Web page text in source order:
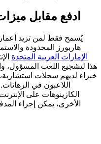
ادفع مقابل
هاربورز المحدودة
تطبيق tusk casino بصيغة APK الإمارات العربية المتحدة
هذا لتشجيع اللعب المسؤول،
خبراء لديهم سجلات
اللاعبون في
الكازينوهات على
الأخرى، يمكن إجراء